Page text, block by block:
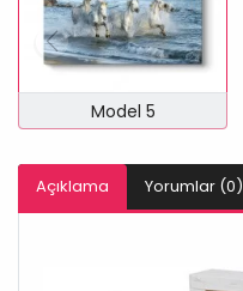
Model 5
Açıklama Yorumlar (0)